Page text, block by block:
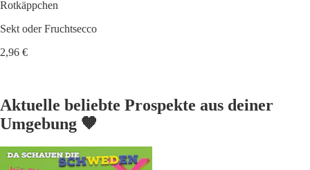
Rotkäppchen
Sekt oder Fruchtsecco
2,96 €
Aktuelle beliebte Prospekte aus deiner
Umgebung 🧡